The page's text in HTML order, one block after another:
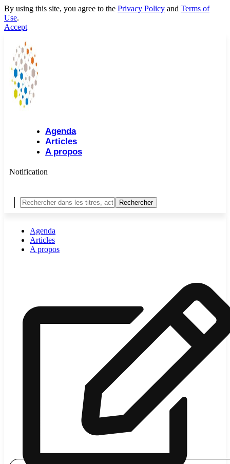
By using this site, you agree to the Privacy Policy and Terms of
Use.
Accept
Agenda
Articles
A propos
Notification
Agenda
Articles
A propos